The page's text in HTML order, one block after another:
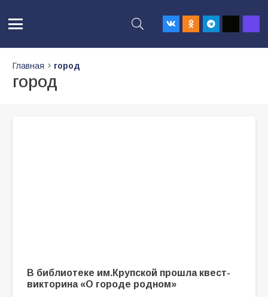
Главная город
город
В библиотеке им.Крупской прошла квест-
викторина «О городе родном»